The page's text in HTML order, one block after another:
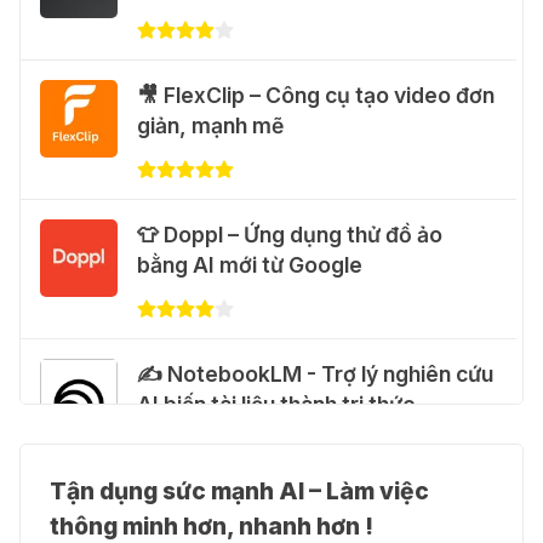
31 Thg 07 2026
💃 Tạo video AI nhảy múa với Google
Flow Motion Control
31 Thg 07 2026
🐈 Nhận miễn phí 30 video AI + 100
hình ảnh mỗi ngày với Dola.com
🎁 Hướng dẫn nhận Google Plus 12
tháng miễn phí
Cảnh báo: Xuất hiện script và
hướng dẫn giả mạo giúp "mở khóa"
🎥 FlexClip – Công cụ tạo video đơn
giản, mạnh mẽ
👕 Doppl – Ứng dụng thử đồ ảo
bằng AI mới từ Google
✍️ NotebookLM - Trợ lý nghiên cứu
AI biến tài liệu thành tri thức
👗 Higgsfield AI – Biến ý tưởng
Tận dụng sức mạnh AI – Làm việc
thông minh hơn, nhanh hơn !